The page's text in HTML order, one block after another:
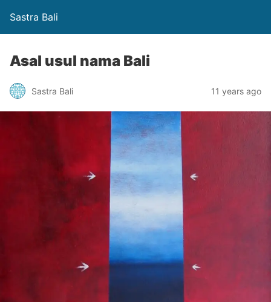
Sastra Bali
Asal usul nama Bali
Sastra Bali 11 years ago